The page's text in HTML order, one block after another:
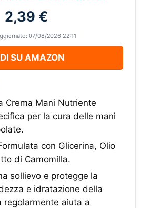
2,39 €
07/08/2026 22:11
SU AMAZON
Crema Mani Nutriente
per la cura delle mani
con Glicerina, Olio
di Camomilla.
sollievo e protegge la
e idratazione della
regolarmente aiuta a